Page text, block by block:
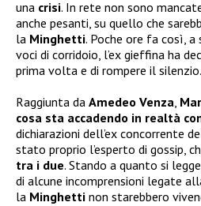
una crisi. In rete non sono
anche pesanti, su quello che
la Minghetti. Poche ore fa così,
voci di corridoio, l’ex gieffina ha
prima volta e di rompere il silenzio.
Raggiunta da Amedeo Venza,
cosa sta accadendo in realtà
dichiarazioni dell’ex concorrente
stato proprio l’esperto di gossip,
tra i due. Stando a quanto si
di alcune incomprensioni legate
la Minghetti non starebbero